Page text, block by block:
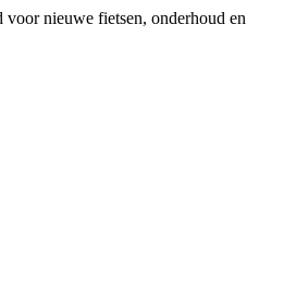
nieuwe fietsen, onderhoud en